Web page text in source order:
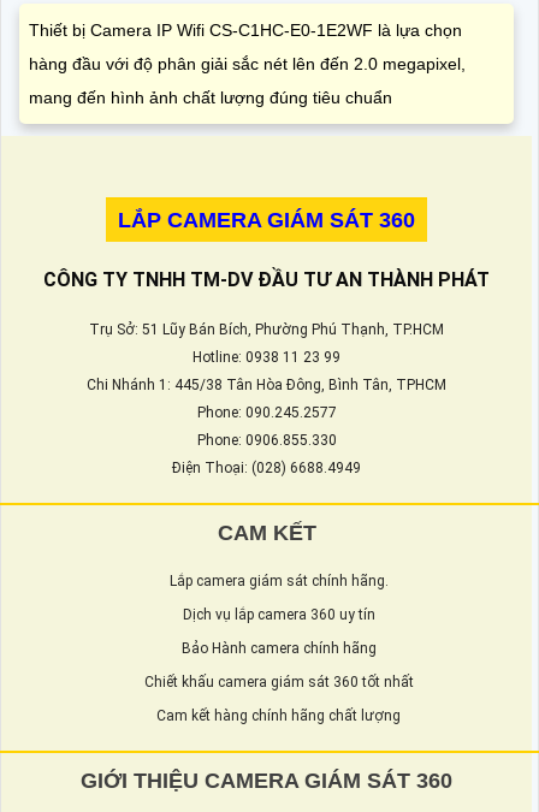
Thiết bị Camera IP Wifi CS-C1HC-E0-1E2WF là lựa chọn
hàng đầu với độ phân giải sắc nét lên đến 2.0 megapixel,
mang đến hình ảnh chất lượng đúng tiêu chuẩn
LẮP CAMERA GIÁM SÁT 360
CÔNG TY TNHH TM-DV ĐẦU TƯ AN THÀNH PHÁT
Trụ Sở: 51 Lũy Bán Bích, Phường Phú Thạnh, TP.HCM
Hotline: 0938 11 23 99
Chi Nhánh 1: 445/38 Tân Hòa Đông, Bình Tân, TPHCM
Phone: 090.245.2577
Phone: 0906.855.330
Điện Thoại: (028) 6688.4949
CAM KẾT
Lắp camera giám sát chính hãng.
Dịch vụ lắp camera 360 uy tín
Bảo Hành camera chính hãng
Chiết khấu camera giám sát 360 tốt nhất
Cam kết hàng chính hãng chất lượng
GIỚI THIỆU CAMERA GIÁM SÁT 360